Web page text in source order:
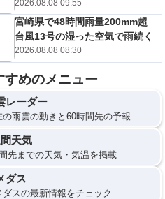
2026.08.08 09:55
宮崎県で48時間雨量200mm超
台風13号の湿った空気で雨続く
2026.08.08 08:30
すめのメニュー
レーダー
の雨雲の動きと60時間先の予報
天気
先までの天気・気温を掲載
ダス
ダスの最新情報をチェック